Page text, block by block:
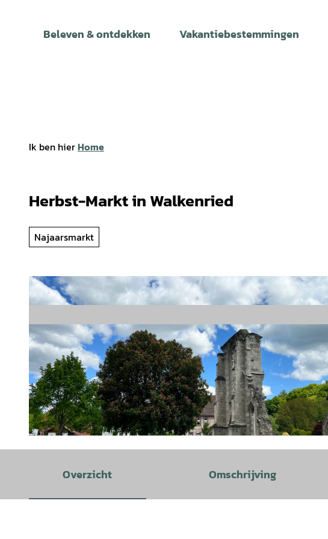
Beleven & ontdekken Vakantiebestemmingen
Ik ben hierHome
Herbst-Markt in Walkenried
Najaarsmarkt
Overzicht Omschrijving